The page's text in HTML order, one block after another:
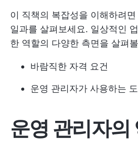
이 직책의 복잡성을 이해하려
일과를 살펴보세요. 일상적인
한 역할의 다양한 측면을 살펴
바람직한 자격 요건
운영 관리자가 사용하는
운영 관리자의